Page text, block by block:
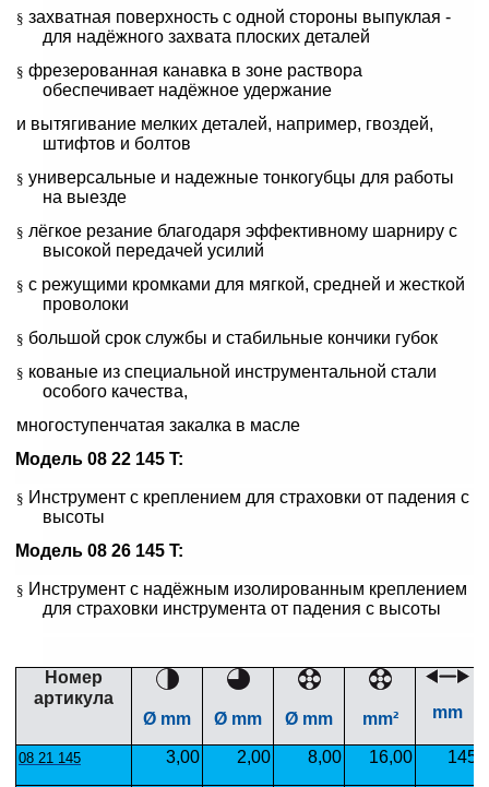
§ захватная поверхность с одной стороны выпуклая -
для надёжного захвата плоских деталей
§ фрезерованная канавка в зоне раствора
обеспечивает надёжное удержание
и вытягивание мелких деталей, например, гвоздей,
штифтов и болтов
§ универсальные и надежные тонкогубцы для работы
на выезде
§ лёгкое резание благодаря эффективному шарниру с
высокой передачей усилий
§ с режущими кромками для мягкой, средней и жесткой
проволоки
§ большой срок службы и стабильные кончики губок
§ кованые из специальной инструментальной стали
особого качества,
многоступенчатая закалка в масле
Модель 08 22 145 T:
§ Инструмент с креплением для страховки от падения с
высоты
Модель 08 26 145 T:
§ Инструмент с надёжным изолированным креплением
для страховки инструмента от падения с высоты
Номер
артикула
Ø mm
Ø mm Ø mm mm² mm
08 21 145 3,00 2,00 8,00 16,00 145